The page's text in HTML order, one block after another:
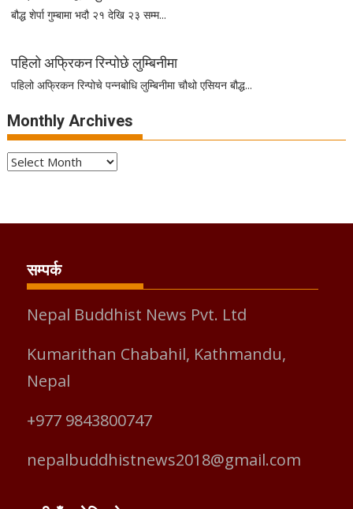
बौद्ध शेर्पा गुम्बामा भदौ २१ देखि २३ सम्म...
पहिलो अफ्रिकन रिन्पोछे लुम्बिनीमा
पहिलो अफ्रिकन रिन्पोचे पन्नबोधि लुम्बिनीमा चौथो एसियन बौद्ध...
Monthly Archives
Monthly
सम्पर्क
Nepal Buddhist News Pvt. Ltd
Kumarithan Chabahil, Kathmandu,
Nepal
+977 9843800747
nepalbuddhistnews2018@gmail.com